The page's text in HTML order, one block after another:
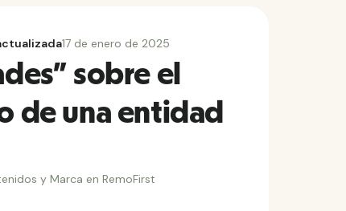
17 de enero de 2025
sobre el
de una entidad
y Marca en RemoFirst